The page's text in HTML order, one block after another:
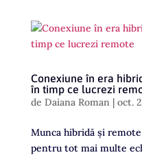
Conexiune în era
în timp ce lucrezi
de Daiana Roman| oct.
Munca hibridă și
pentru tot mai multe